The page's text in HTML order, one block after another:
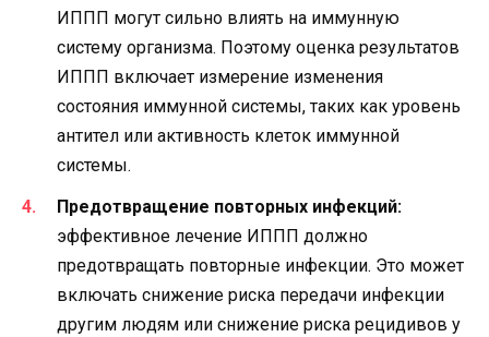
ИППП могут сильно влиять на иммунную
систему организма. Поэтому оценка результатов
ИППП включает измерение изменения
состояния иммунной системы, таких как уровень
антител или активность клеток иммунной
системы.
Предотвращение повторных инфекций:
эффективное лечение ИППП должно
предотвращать повторные инфекции. Это может
включать снижение риска передачи инфекции
другим людям или снижение риска рецидивов у